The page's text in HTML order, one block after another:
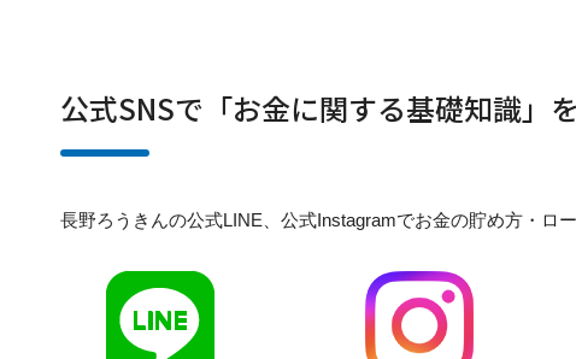
公式SNSで「お金に関する基礎知識」
長野ろうきんの公式LINE、公式Instagramでお金の貯め方・ロ